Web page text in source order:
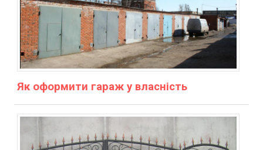
Як оформити гараж у власність